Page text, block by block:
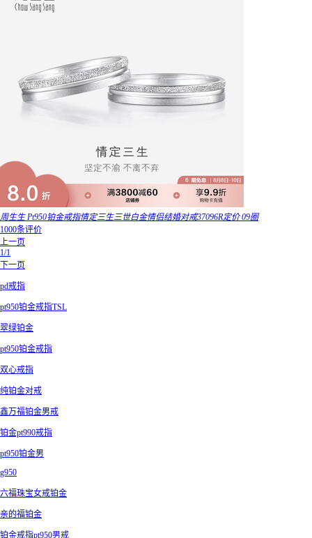
周生生 Pt950铂金戒指情定三生三世白金情侣结婚对戒37096R定价 09圈
1000条评价
上一页
1/1
下一页
pd戒指
pt950铂金戒指TSL
翠绿铂金
pt950铂金戒指
双心戒指
纯铂金对戒
鑫万福铂金男戒
铂金pt990戒指
pt950铂金男
g950
六福珠宝女戒铂金
亲的福铂金
铂金戒指pt950男戒